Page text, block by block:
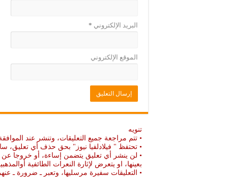
البريد الإلكتروني *
الموقع الإلكتروني
تنويه
• تتم مراجعة جميع التعليقات، وتنشر عند
• تحتفظ " فيلادلفيا نيوز" بحق حذف أي تعليق،
• لن ينشر أي تعليق يتضمن إساءة، أو خروجا عن
بعينها، او يتعرض لإثارة النعرات الطائفية
• التعليقات سفيرة مرسليها، وتعبر ـ ضرورة